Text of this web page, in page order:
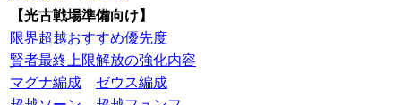
【光古戦場準備向け】
限界超越おすすめ優先度
賢者最終上限解放の強化内容
マグナ編成
ゼウス編成